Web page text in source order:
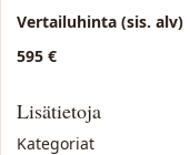
Vertailuhinta (sis. alv)
595 €
Lisätietoja
Kategoriat